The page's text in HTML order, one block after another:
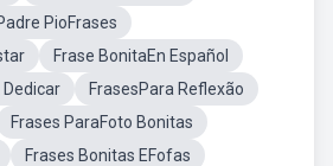
PioFrases
Frase BonitaEn Español
Dedicar
FrasesPara Reflexão
Frases ParaFoto Bonitas
Frases Bonitas EFofas